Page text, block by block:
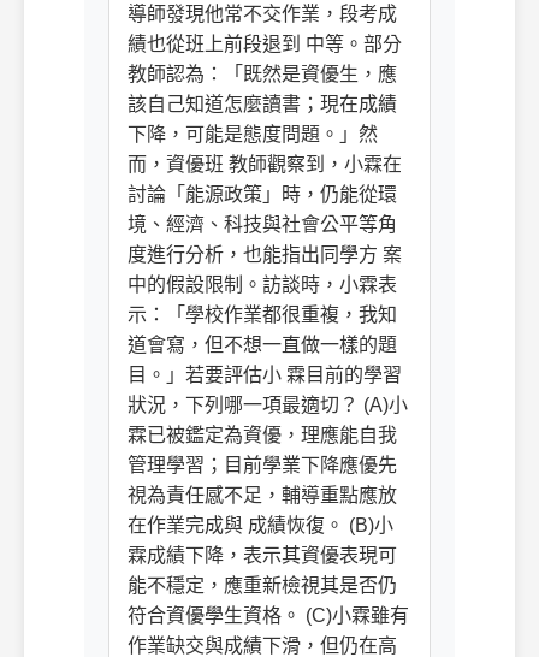
導師發現他常不交作業，段考成
績也從班上前段退到 中等。部分
教師認為：「既然是資優生，應
該自己知道怎麼讀書；現在成績
下降，可能是態度問題。」然
而，資優班 教師觀察到，小霖在
討論「能源政策」時，仍能從環
境、經濟、科技與社會公平等角
度進行分析，也能指出同學方 案
中的假設限制。訪談時，小霖表
示：「學校作業都很重複，我知
道會寫，但不想一直做一樣的題
目。」若要評估小 霖目前的學習
狀況，下列哪一項最適切？ (A)小
霖已被鑑定為資優，理應能自我
管理學習；目前學業下降應優先
視為責任感不足，輔導重點應放
在作業完成與 成績恢復。 (B)小
霖成績下降，表示其資優表現可
能不穩定，應重新檢視其是否仍
符合資優學生資格。 (C)小霖雖有
作業缺交與成績下滑，但仍在高